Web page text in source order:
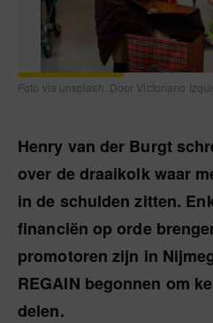
Foto via unsplash. Door Victoriano
Henry van der Burgt
over de draaikolk waar
in de schulden zitten.
financiën op orde
promotoren zijn in
REGAIN begonnen om
delen.